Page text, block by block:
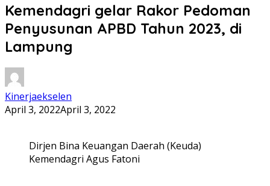
Kemendagri gelar Rakor Pedoman
Penyusunan APBD Tahun 2023, di
Lampung
Kinerjaekselen
April 3, 2022April 3, 2022
Dirjen Bina Keuangan Daerah (Keuda)
Kemendagri Agus Fatoni